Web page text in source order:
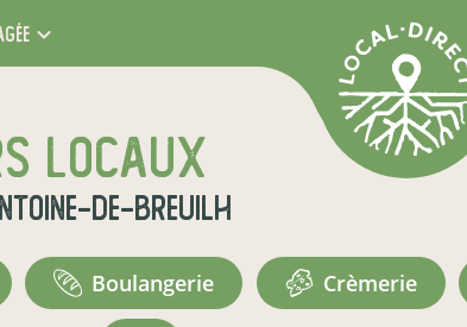
locaux
de-Breuilh
boulangerie crèmerie